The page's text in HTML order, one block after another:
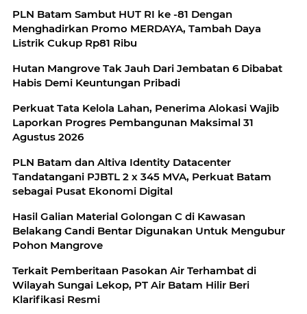
PLN Batam Sambut HUT RI ke -81 Dengan
Menghadirkan Promo MERDAYA, Tambah Daya
Listrik Cukup Rp81 Ribu
Hutan Mangrove Tak Jauh Dari Jembatan 6 Dibabat
Habis Demi Keuntungan Pribadi
Perkuat Tata Kelola Lahan, Penerima Alokasi Wajib
Laporkan Progres Pembangunan Maksimal 31
Agustus 2026
PLN Batam dan Altiva Identity Datacenter
Tandatangani PJBTL 2 x 345 MVA, Perkuat Batam
sebagai Pusat Ekonomi Digital
Hasil Galian Material Golongan C di Kawasan
Belakang Candi Bentar Digunakan Untuk Mengubur
Pohon Mangrove
Terkait Pemberitaan Pasokan Air Terhambat di
Wilayah Sungai Lekop, PT Air Batam Hilir Beri
Klarifikasi Resmi